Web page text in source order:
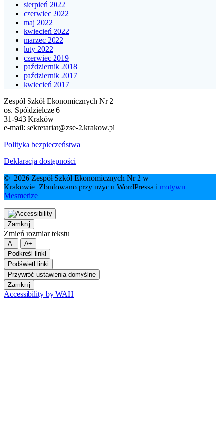
sierpień 2022
czerwiec 2022
maj 2022
kwiecień 2022
marzec 2022
luty 2022
czerwiec 2019
październik 2018
październik 2017
kwiecień 2017
Zespół Szkół Ekonomicznych Nr 2
os. Spółdzielcze 6
31-943 Kraków
e-mail: sekretariat@zse-2.krakow.pl
Polityka bezpieczeństwa
Deklaracja dostępności
© 2026 Zespół Szkół Ekonomicznych Nr 2 w
Krakowie. Zbudowano przy użyciu WordPressa i motywu
Mesmerize
Zamknij
Zmień rozmiar tekstu
A-
A+
Podkreśl linki
Podświetl linki
Przywróć ustawienia domyślne
Zamknij
Accessibility by WAH